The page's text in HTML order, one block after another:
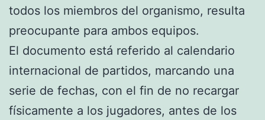
todos los miembros del organismo, resulta
preocupante para ambos equipos.
El documento está referido al calendario
internacional de partidos, marcando una
serie de fechas, con el fin de no recargar
físicamente a los jugadores, antes de los